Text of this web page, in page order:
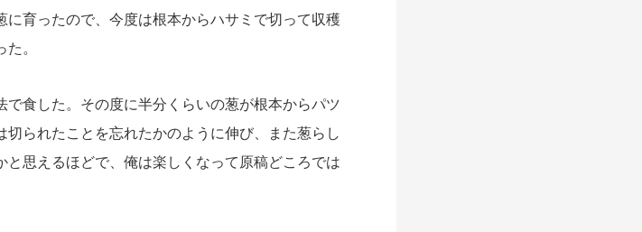
育ったので、今度は根本からハサミで切って収穫
。
食した。その度に半分くらいの葱が根本からパツ
られたことを忘れたかのように伸び、また葱らし
思えるほどで、俺は楽しくなって原稿どころでは